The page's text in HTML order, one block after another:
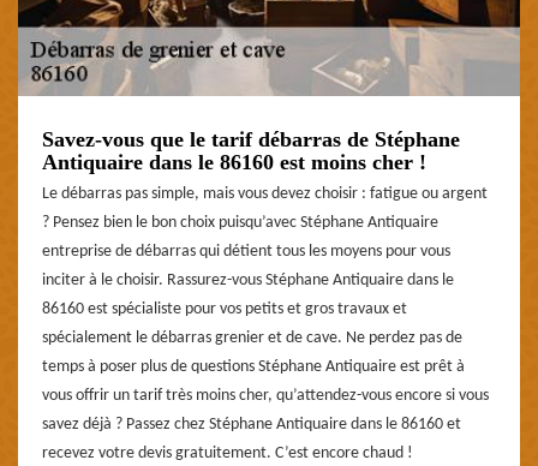
Savez-vous que le tarif débarras de Stéphane
Antiquaire dans le 86160 est moins cher !
Le débarras pas simple, mais vous devez choisir : fatigue ou argent
? Pensez bien le bon choix puisqu’avec Stéphane Antiquaire
entreprise de débarras qui détient tous les moyens pour vous
inciter à le choisir. Rassurez-vous Stéphane Antiquaire dans le
86160 est spécialiste pour vos petits et gros travaux et
spécialement le débarras grenier et de cave. Ne perdez pas de
temps à poser plus de questions Stéphane Antiquaire est prêt à
vous offrir un tarif très moins cher, qu’attendez-vous encore si vous
savez déjà ? Passez chez Stéphane Antiquaire dans le 86160 et
recevez votre devis gratuitement. C’est encore chaud !